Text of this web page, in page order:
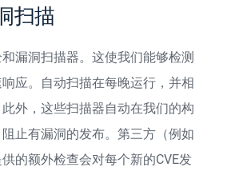
扫描
漏洞扫描器。这使我们能够检测
应。自动扫描在每晚运行，并相
外，这些扫描器自动在我们的构
止有漏洞的发布。第三方（例如
的额外检查会对每个新的CVE发